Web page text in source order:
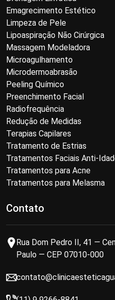
Emagrecimento Estético
Limpeza de Pele
Lipoaspiração Não Cirúrgica
Massagem Modeladora
Microagulhamento
Microdermoabrasão
Peeling Químico
Preenchimento Facial
Radiofrequência
Redução de Medidas
Terapias Capilares
Tratamento de Estrias
Tratamentos Faciais Anti-
Tratamentos para Acne
Tratamentos para Melasma
Contato
Rua Dom Pedro II, 41 —
Paulo — CEP 07010-000